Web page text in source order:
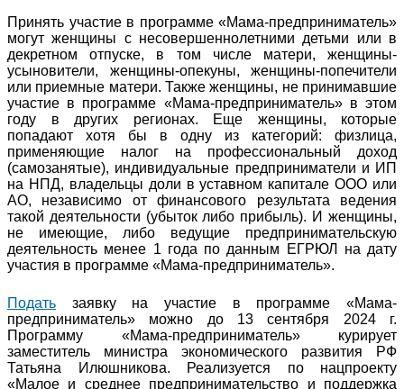
Принять участие в программе «Мама-предприниматель»
могут женщины с несовершеннолетними детьми или в
декретном отпуске, в том числе матери, женщины-
усыновители, женщины-опекуны, женщины-попечители
или приемные матери. Также женщины, не принимавшие
участие в программе «Мама-предприниматель» в этом
году в других регионах. Еще женщины, которые
попадают хотя бы в одну из категорий: физлица,
применяющие налог на профессиональный доход
(самозанятые), индивидуальные предприниматели и ИП
на НПД, владельцы доли в уставном капитале ООО или
АО, независимо от финансового результата ведения
такой деятельности (убыток либо прибыль). И женщины,
не имеющие, либо ведущие предпринимательскую
деятельность менее 1 года по данным ЕГРЮЛ на дату
участия в программе «Мама-предприниматель».
Подать заявку на участие в программе «Мама-
предприниматель» можно до 13 сентября 2024 г.
Программу «Мама-предприниматель» курирует
заместитель министра экономического развития РФ
Татьяна Илюшникова. Реализуется по нацпроекту
«Малое и среднее предпринимательство и поддержка